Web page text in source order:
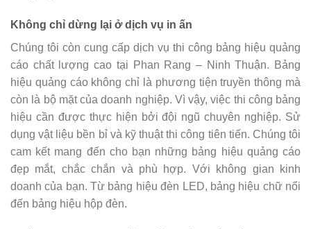
Không chỉ dừng lại ở dịch vụ in ấn
Chúng tôi còn cung cấp dịch vụ thi công bảng hiệu quảng
cáo chất lượng cao tại Phan Rang – Ninh Thuận. Bảng
hiệu quảng cáo không chỉ là phương tiện truyền thông mà
còn là bộ mặt của doanh nghiệp. Vì vậy, việc thi công bảng
hiệu cần được thực hiện bởi đội ngũ chuyên nghiệp. Sử
dụng vật liệu bền bỉ và kỹ thuật thi công tiên tiến. Chúng tôi
cam kết mang đến cho bạn những bảng hiệu quảng cáo
đẹp mắt, chắc chắn và phù hợp. Với không gian kinh
doanh của bạn. Từ bảng hiệu đèn LED, bảng hiệu chữ nổi
đến bảng hiệu hộp đèn.